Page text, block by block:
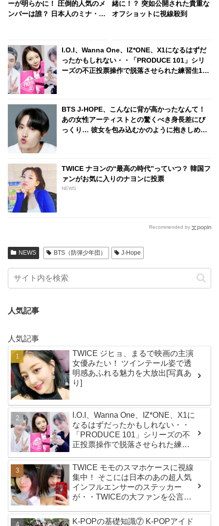
ーが明らかに！ 圧倒的人気のメ
ンバーは誰？ 日本人のミナ・サ
緒に！？ 突如公開された貴重な
オフショットに視線殺到
I.O.I、Wanna One、IZ*ONE、X1になるはずだ
ったかもしれない・・「PRODUCE 101」シリ
ーズの不正投票操作で脱落させられた練習生12
BTS J-HOPE、こんなに背が高かったなんて！
あの女性アーティストとの驚くべき身長差にび
っくり… 彼女を包み込むかのように抱きしめる
TWICE ナヨンの“最高の時代”っていつ？ 韓国フ
ァンがお気に入りのナヨンに投票
NEWS
Recommended by
NEWS BTS（防弾少年団） J-Hope
人気記事
人気記事
TWICE ジヒョ、まるで映画の主演
女優みたい！ ツインテール姿で透
明感あふれる魅力を大放出[写真あ
り]
I.O.I、Wanna One、IZ*ONE、X1に
なるはずだったかもしれない・・
「PRODUCE 101」シリーズの不
正投票操作で脱落させられた練習
TWICE モモのスマホケースに視線
集中！ そこには日本のあの超人気
インフルエンサーのステッカー
が・・TWICEの大ファンを公言す
「成功したファン」だと話題沸騰
K-POPの基礎知識⑦ K-POPアイド